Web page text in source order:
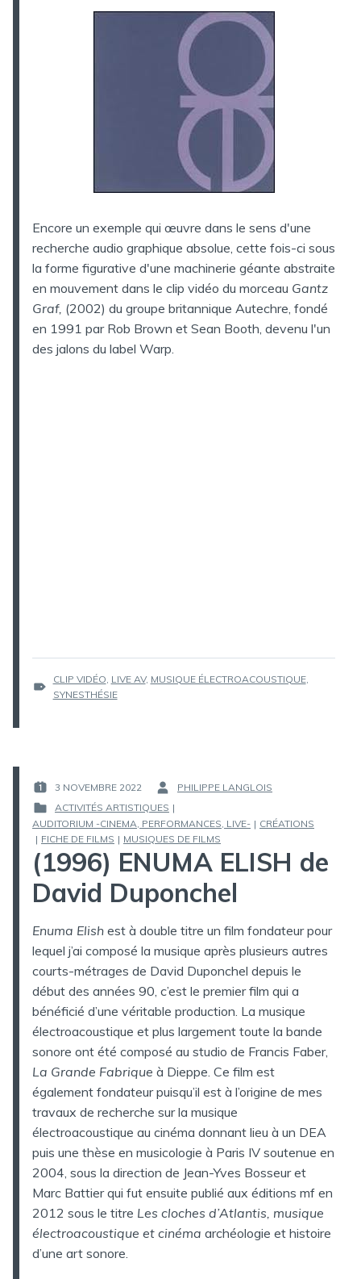
Encore un exemple qui œuvre dans le sens d'une
recherche audio graphique absolue, cette fois-ci sous
la forme figurative d'une machinerie géante abstraite
en mouvement dans le clip vidéo du morceau Gantz
Graf, (2002) du groupe britannique Autechre, fondé
en 1991 par Rob Brown et Sean Booth, devenu l'un
des jalons du label Warp.
ÉTIQUETTES :
CLIP VIDÉO LIVE AV, MUSIQUE ÉLECTROACOUSTIQUE,
SYNESTHÉSIE
PUBLIÉ
LE :
3 NOVEMBRE 2022
PAR :
PHILIPPE LANGLOIS
PUBLIÉ
DANS
ACTIVITÉS ARTISTIQUES |
AUDITORIUM -CINEMA, PERFORMANCES, LIVE- | CRÉATIONS
| FICHE DE FILMS | MUSIQUES DE FILMS
(1996) ENUMA ELISH de
David Duponchel
Enuma Elish est à double titre un film fondateur pour
lequel j’ai composé la musique après plusieurs autres
courts-métrages de David Duponchel depuis le
début des années 90, c’est le premier film qui a
bénéficié d’une véritable production. La musique
électroacoustique et plus largement toute la bande
sonore ont été composé au studio de Francis Faber,
La Grande Fabrique à Dieppe. Ce film est
également fondateur puisqu’il est à l’origine de mes
travaux de recherche sur la musique
électroacoustique au cinéma donnant lieu à un DEA
puis une thèse en musicologie à Paris IV soutenue en
2004, sous la direction de Jean-Yves Bosseur et
Marc Battier qui fut ensuite publié aux éditions mf en
2012 sous le titre Les cloches d’Atlantis, musique
électroacoustique et cinéma archéologie et histoire
d’une art sonore.